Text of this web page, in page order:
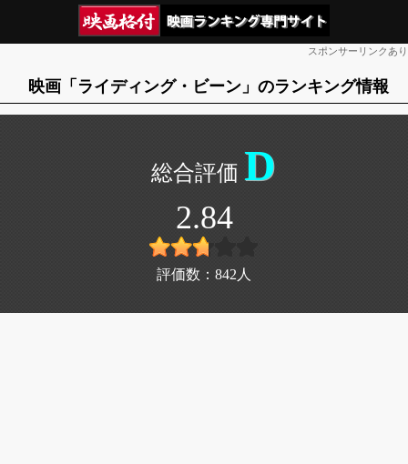
スポンサーリンクあり
映画「ライディング・ビーン」のランキング情報
D
2.84
評価数： 842 人